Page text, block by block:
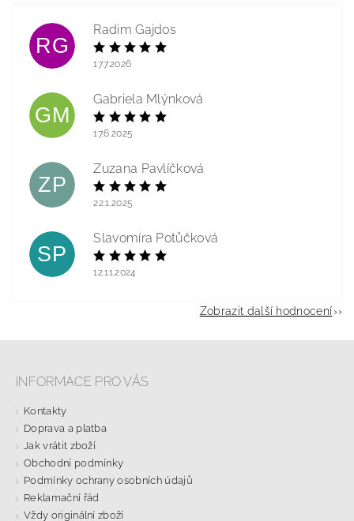
RG
Radim Gajdos
17.7.2026
GM
Gabriela Mlýnková
17.6.2025
ZP
Zuzana Pavlíčková
22.1.2025
SP
Slavomíra Potůčková
12.11.2024
Zobrazit další hodnocení
INFORMACE PRO VÁS
Kontakty
Doprava a platba
Jak vrátit zboží
Obchodní podmínky
Podmínky ochrany osobních údajů
Reklamační řád
Vždy originální zboží